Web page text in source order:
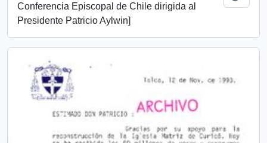
Conferencia Episcopal de Chile dirigida al
Presidente Patricio Aylwin]